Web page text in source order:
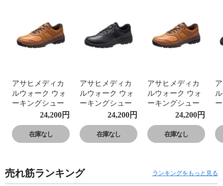
アサヒメディカ
ルウォーク ウォ
ーキングシュー
ズ レディース メ
ンズ 防水 ゴアテ
ックス 4E 本革
レザー 反射材 黒
24,200円
在庫なし
アサヒメディカ
ルウォーク ウォ
ーキングシュー
ズ レディース メ
ンズ 防水 ゴアテ
ックス 4E 本革
レザー 反射材 黒
24,200円
在庫なし
アサヒメディカ
ルウォーク ウォ
ーキングシュー
ズ レディース メ
ンズ 防水 ゴアテ
ックス 4E 本革
レザー 反射材 黒
24,200円
在庫なし
売れ筋ランキング ランキングをもっと見る